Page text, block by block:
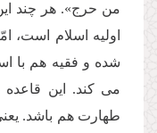
من حرج». هر چند
اولیه اسلام است،
شده و فقیه هم با
مى كند. این
طهارت هم باشد.